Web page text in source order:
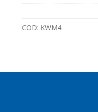
COD: KWM4